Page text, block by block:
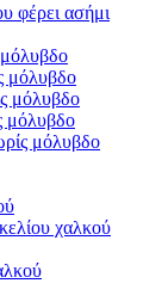
φέρει ασήμι
μόλυβδο
μόλυβδο
μόλυβδο
μόλυβδο
χαλκού